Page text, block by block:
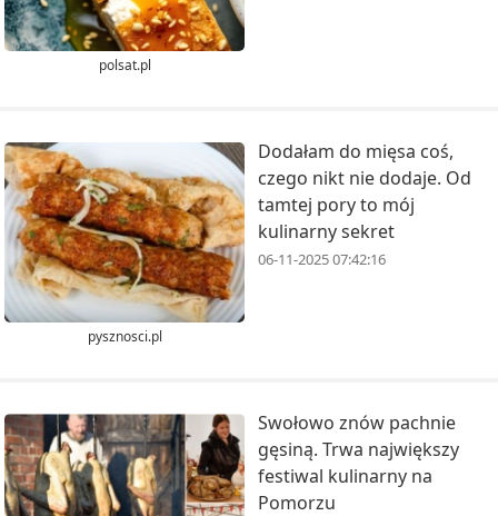
polsat.pl
pysznosci.pl
Dodałam do mięsa coś,
czego nikt nie dodaje. Od
tamtej pory to mój
kulinarny sekret
06-11-2025 07:42:16
Swołowo znów pachnie
gęsiną. Trwa największy
festiwal kulinarny na
Pomorzu